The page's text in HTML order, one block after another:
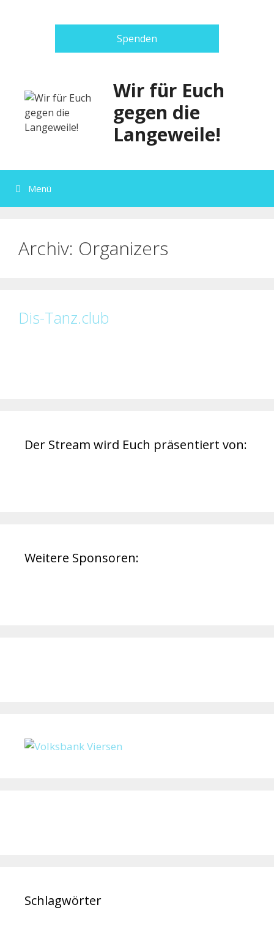
Wir für Euch
gegen die
Langeweile!
Menü
Archiv: Organizers
Dis-Tanz.club
Der Stream wird Euch präsentiert von:
Weitere Sponsoren:
Schlagwörter